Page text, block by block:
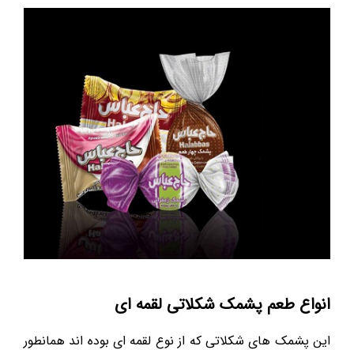
انواع طعم پشمک شکلاتی لقمه ای
این پشمک های شکلاتی که از نوع لقمه ای بوده اند همانطور